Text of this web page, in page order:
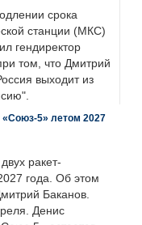
срока
станции (МКС)
гендиректор
том, что Дмитрий
выходит из
«Союз-5» летом 2027
ракет-
года. Об этом
Баканов.
Денис